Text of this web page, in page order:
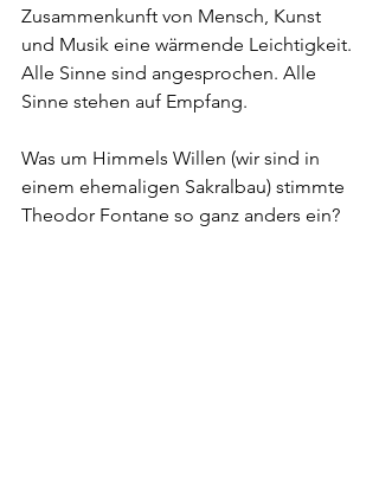
Zusammenkunft von Mensch, Kunst
und Musik eine wärmende Leichtigkeit.
Alle Sinne sind angesprochen. Alle
Sinne stehen auf Empfang.
Was um Himmels Willen (wir sind in
einem ehemaligen Sakralbau) stimmte
Theodor Fontane so ganz anders ein?